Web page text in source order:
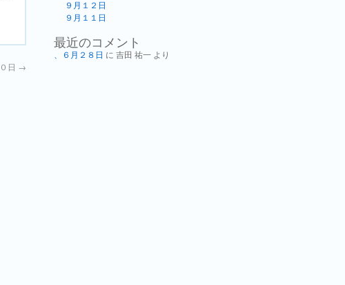
日 →
９月１２日
９月１１日
最近のコメント
、６月２８日 に 吉田 祐一 より